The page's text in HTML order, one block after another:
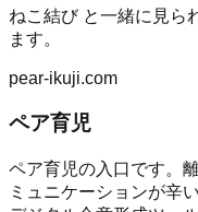
ねこ結びと一緒に見ら
ます。
pear-ikuji.com
ペア育児
ペア育児の入口です。
ミュニケーションが辛